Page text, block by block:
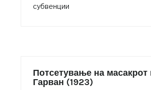
субвенции
Потсетување на масакрот
Гарван (1923)